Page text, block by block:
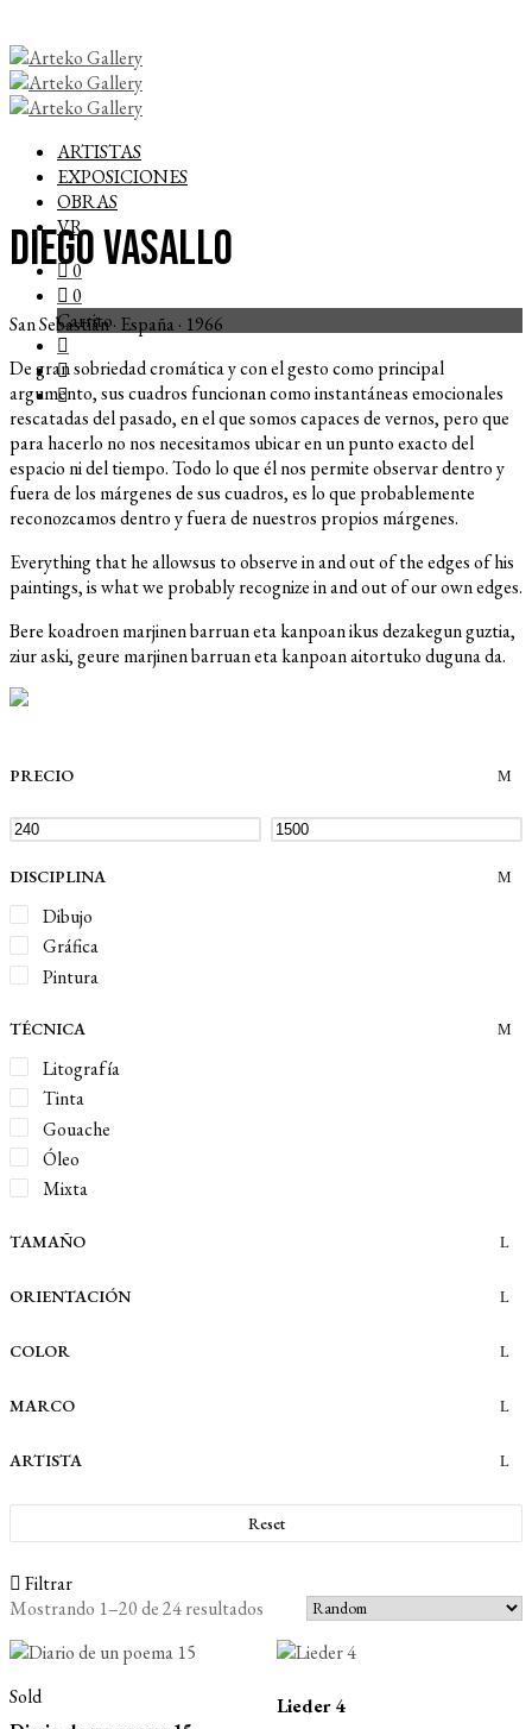
ARTISTAS
EXPOSICIONES
OBRAS
VR
0
0
Carrito
Diego Vasallo
San Sebastián · España · 1966
De gran sobriedad cromática y con el gesto como principal
argumento, sus cuadros funcionan como instantáneas emocionales
rescatadas del pasado, en el que somos capaces de vernos, pero que
para hacerlo no nos necesitamos ubicar en un punto exacto del
espacio ni del tiempo. Todo lo que él nos permite observar dentro y
fuera de los márgenes de sus cuadros, es lo que probablemente
reconozcamos dentro y fuera de nuestros propios márgenes.
Everything that he allowsus to observe in and out of the edges of his
paintings, is what we probably recognize in and out of our own edges.
Bere koadroen marjinen barruan eta kanpoan ikus dezakegun guztia,
ziur aski, geure marjinen barruan eta kanpoan aitortuko duguna da.
PRECIO
DISCIPLINA
Dibujo
Gráfica
Pintura
TÉCNICA
Litografía
Tinta
Gouache
Óleo
Mixta
TAMAÑO
ORIENTACIÓN
COLOR
MARCO
ARTISTA
Reset
Filtrar
Mostrando 1–20 de 24 resultados
Sold
Lieder 4